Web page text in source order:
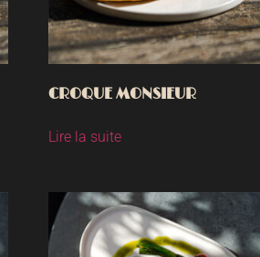
CROQUE MONSIEUR
Lire la suite